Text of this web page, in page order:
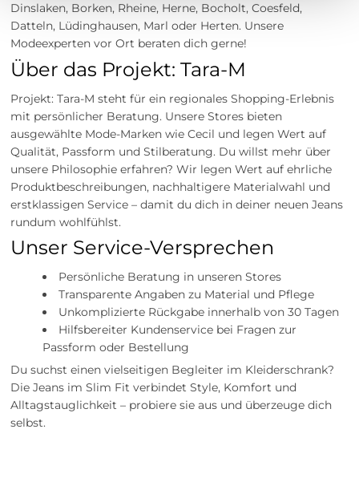
Dinslaken, Borken, Rheine, Herne, Bocholt, Coesfeld,
Datteln, Lüdinghausen, Marl oder Herten. Unsere
Modeexperten vor Ort beraten dich gerne!
Über das Projekt: Tara-M
Projekt: Tara-M steht für ein regionales Shopping-Erlebnis
mit persönlicher Beratung. Unsere Stores bieten
ausgewählte Mode-Marken wie Cecil und legen Wert auf
Qualität, Passform und Stilberatung. Du willst mehr über
unsere Philosophie erfahren? Wir legen Wert auf ehrliche
Produktbeschreibungen, nachhaltigere Materialwahl und
erstklassigen Service – damit du dich in deiner neuen Jeans
rundum wohlfühlst.
Unser Service-Versprechen
Persönliche Beratung in unseren Stores
Transparente Angaben zu Material und Pflege
Unkomplizierte Rückgabe innerhalb von 30 Tagen
Hilfsbereiter Kundenservice bei Fragen zur
Passform oder Bestellung
Du suchst einen vielseitigen Begleiter im Kleiderschrank?
Die Jeans im Slim Fit verbindet Style, Komfort und
Alltagstauglichkeit – probiere sie aus und überzeuge dich
selbst.